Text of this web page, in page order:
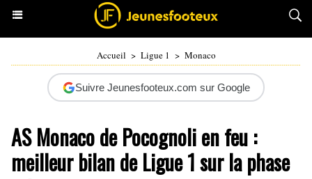
Accueil > Ligue 1 > Monaco
Suivre Jeunesfooteux.com sur Google
AS Monaco de Pocognoli en feu :
meilleur bilan de Ligue 1 sur la phase